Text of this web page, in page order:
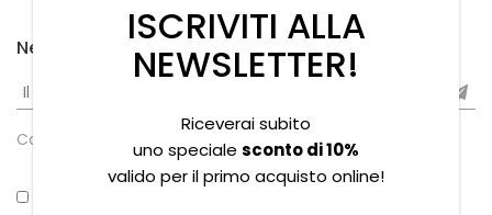
Newsletter
Compleanno
ISCRIVITI ALLA
NEWSLETTER!
Riceverai subito
uno speciale sconto di 10%
valido per il primo acquisto online!